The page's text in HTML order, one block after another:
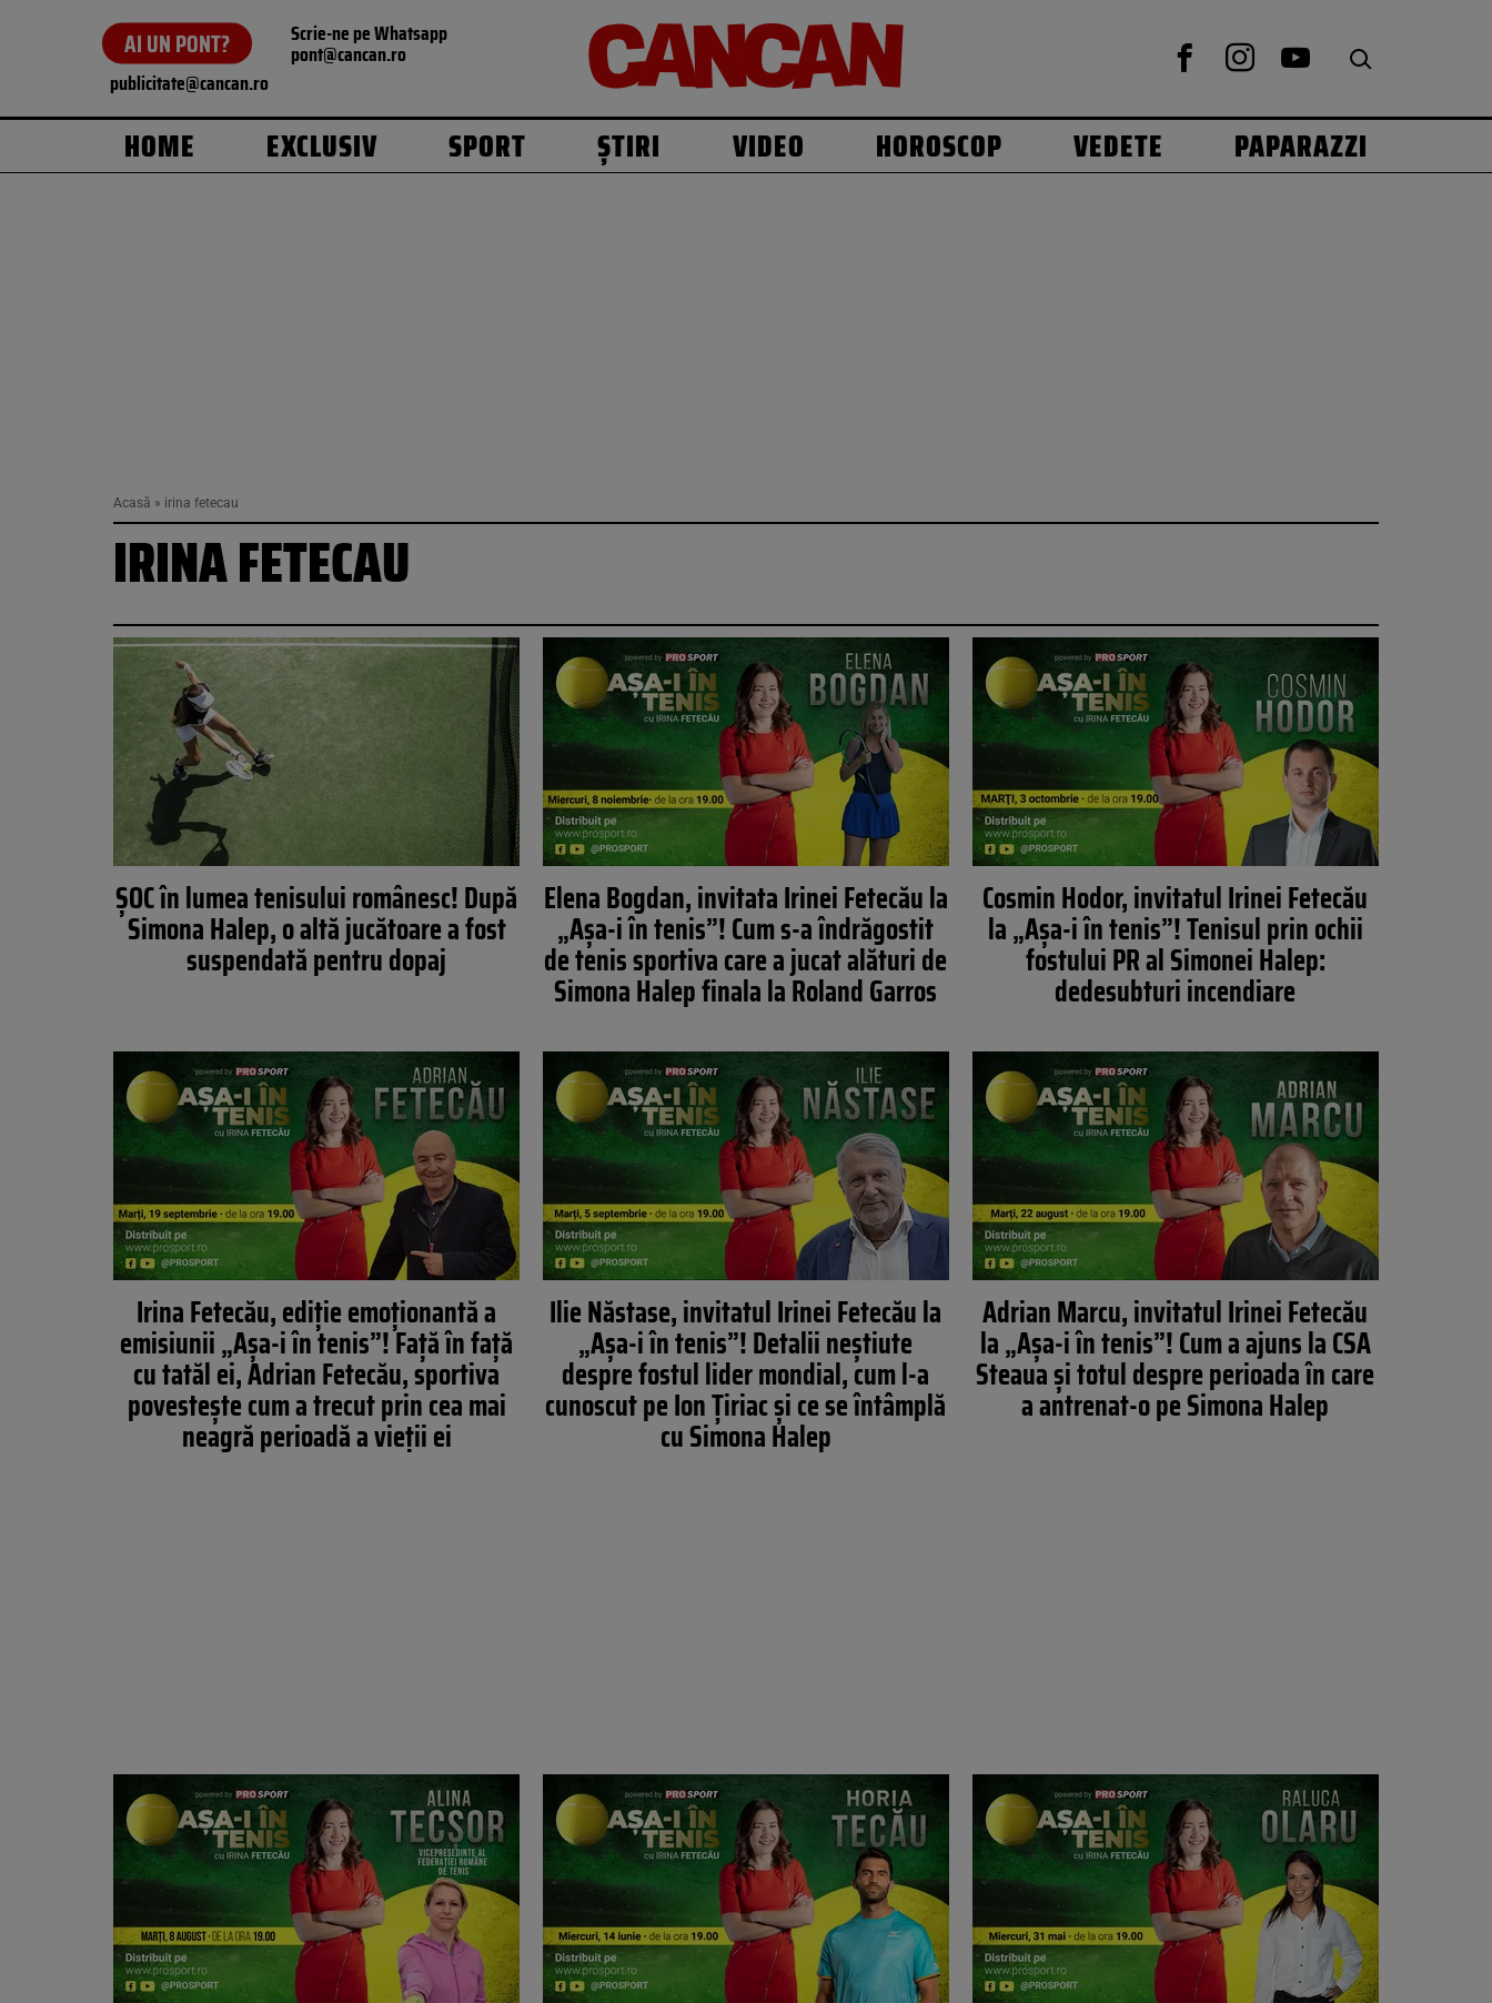
AI UN PONT? Scrie-ne pe Whatsapp
pont@cancan.ro
publicitate@cancan.ro
HOME EXCLUSIV SPORT ȘTIRI VIDEO HOROSCOP VEDETE PAPARAZZI
Acasă » irina fetecau
IRINA FETECAU
ȘOC în lumea tenisului românesc! După
Simona Halep, o altă jucătoare a fost
suspendată pentru dopaj
Elena Bogdan, invitata Irinei Fetecău la
„Așa-i în tenis”! Cum s-a îndrăgostit
de tenis sportiva care a jucat alături de
Simona Halep finala la Roland Garros
Cosmin Hodor, invitatul Irinei Fetecău
la „Așa-i în tenis”! Tenisul prin ochii
fostului PR al Simonei Halep:
dedesubturi incendiare
Irina Fetecău, ediție emoționantă a
emisiunii „Așa-i în tenis”! Față în față
cu tatăl ei, Adrian Fetecău, sportiva
povestește cum a trecut prin cea mai
neagră perioadă a vieții ei
Ilie Năstase, invitatul Irinei Fetecău la
„Așa-i în tenis”! Detalii neștiute
despre fostul lider mondial, cum l-a
cunoscut pe Ion Țiriac și ce se întâmplă
cu Simona Halep
Adrian Marcu, invitatul Irinei Fetecău
la „Așa-i în tenis”! Cum a ajuns la CSA
Steaua și totul despre perioada în care
a antrenat-o pe Simona Halep